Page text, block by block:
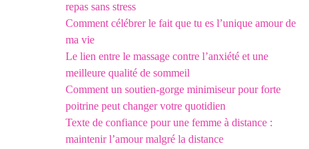
repas sans stress
Comment célébrer le fait que tu es l’unique amour de
ma vie
Le lien entre le massage contre l’anxiété et une
meilleure qualité de sommeil
Comment un soutien-gorge minimiseur pour forte
poitrine peut changer votre quotidien
Texte de confiance pour une femme à distance :
maintenir l’amour malgré la distance